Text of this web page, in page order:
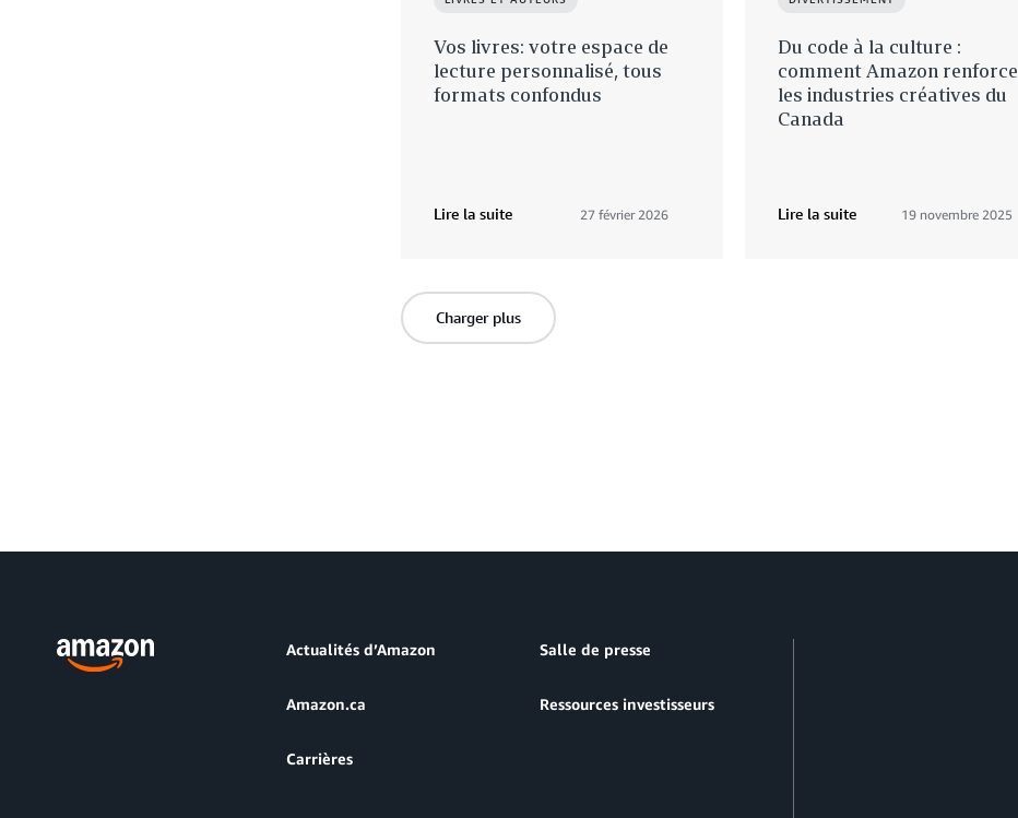
Vos livres: votre espace de
lecture personnalisé, tous
formats confondus
Lire la suite 27 février 2026
Du code à la culture :
comment Amazon renforce
les industries créatives du
Canada
Lire la suite 19 novembre 2025
Charger plus
Actualités d’Amazon Salle de presse
Amazon.ca Ressources investisseurs
Carrières